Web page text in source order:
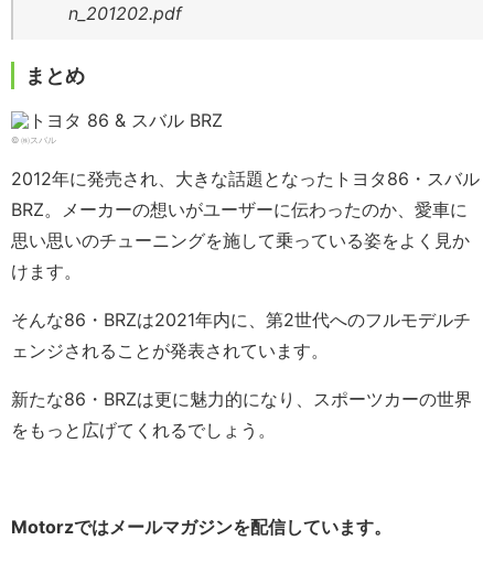
n_201202.pdf
まとめ
©︎ ㈱スバル
2012年に発売され、大きな話題となったトヨタ86・スバル
BRZ。メーカーの想いがユーザーに伝わったのか、愛車に
思い思いのチューニングを施して乗っている姿をよく見か
けます。
そんな86・BRZは2021年内に、第2世代へのフルモデルチ
ェンジされることが発表されています。
新たな86・BRZは更に魅力的になり、スポーツカーの世界
をもっと広げてくれるでしょう。
Motorzではメールマガジンを配信しています。